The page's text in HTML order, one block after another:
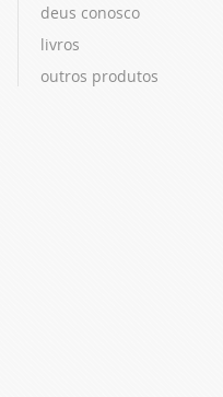
deus conosco
livros
outros produtos